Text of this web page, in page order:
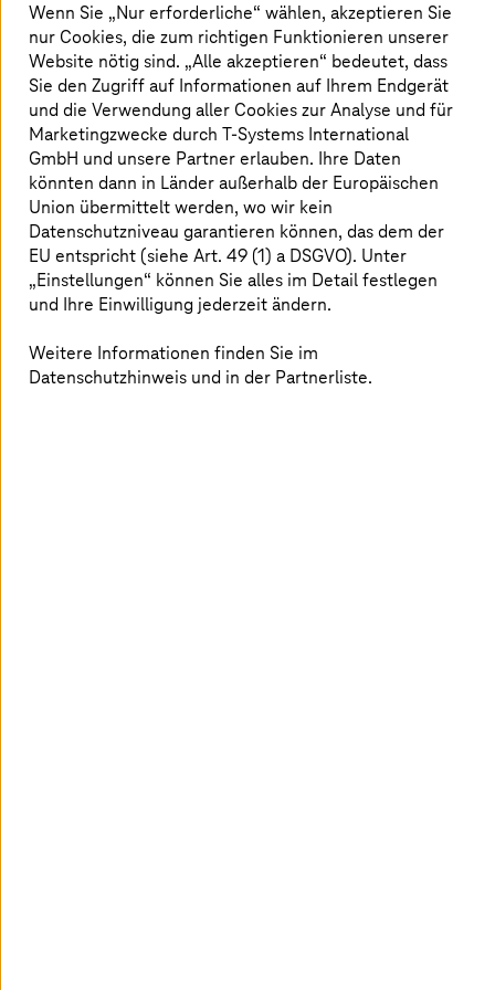
der befragten Deutschen wollen, dass ihr Land bei
wichtigen digitalen Technologien unabhängiger
wird.1
Mehr als 760
Cybersicherheitsvorfälle gegen kritische
Infrastruktur wurden 2024 dem BSI gemeldet.
2
150 Störungen
Wenn Sie „Nur erforderliche“ wählen, akzeptieren Sie
nur Cookies, die zum richtigen Funktionieren unserer
Website nötig sind. „Alle akzeptieren“ bedeutet, dass
Sie den Zugriff auf Informationen auf Ihrem Endgerät
und die Verwendung aller Cookies zur Analyse und für
Marketingzwecke durchT-Systems International
GmbH und unsere Partner erlauben. Ihre Daten
könnten dann in Länder außerhalb der Europäischen
Union übermittelt werden, wo wir kein
Datenschutzniveau garantieren können, das dem der
EU entspricht (siehe Art. 49 (1) a DSGVO). Unter
„Einstellungen“ können Sie alles im Detail festlegen
und Ihre Einwilligung jederzeit ändern.
Weitere Informationen finden Sie im
Datenschutzhinweis und in der Partnerliste.